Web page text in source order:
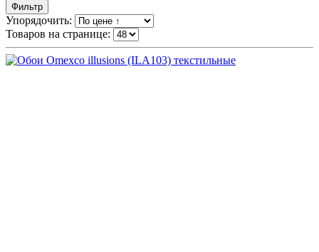
Фильтр
Упорядочить:
Товаров на странице: